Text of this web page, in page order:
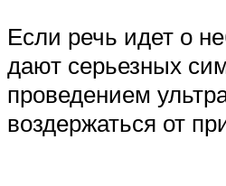
Если речь идет о
дают серьезных
проведением
воздержаться от